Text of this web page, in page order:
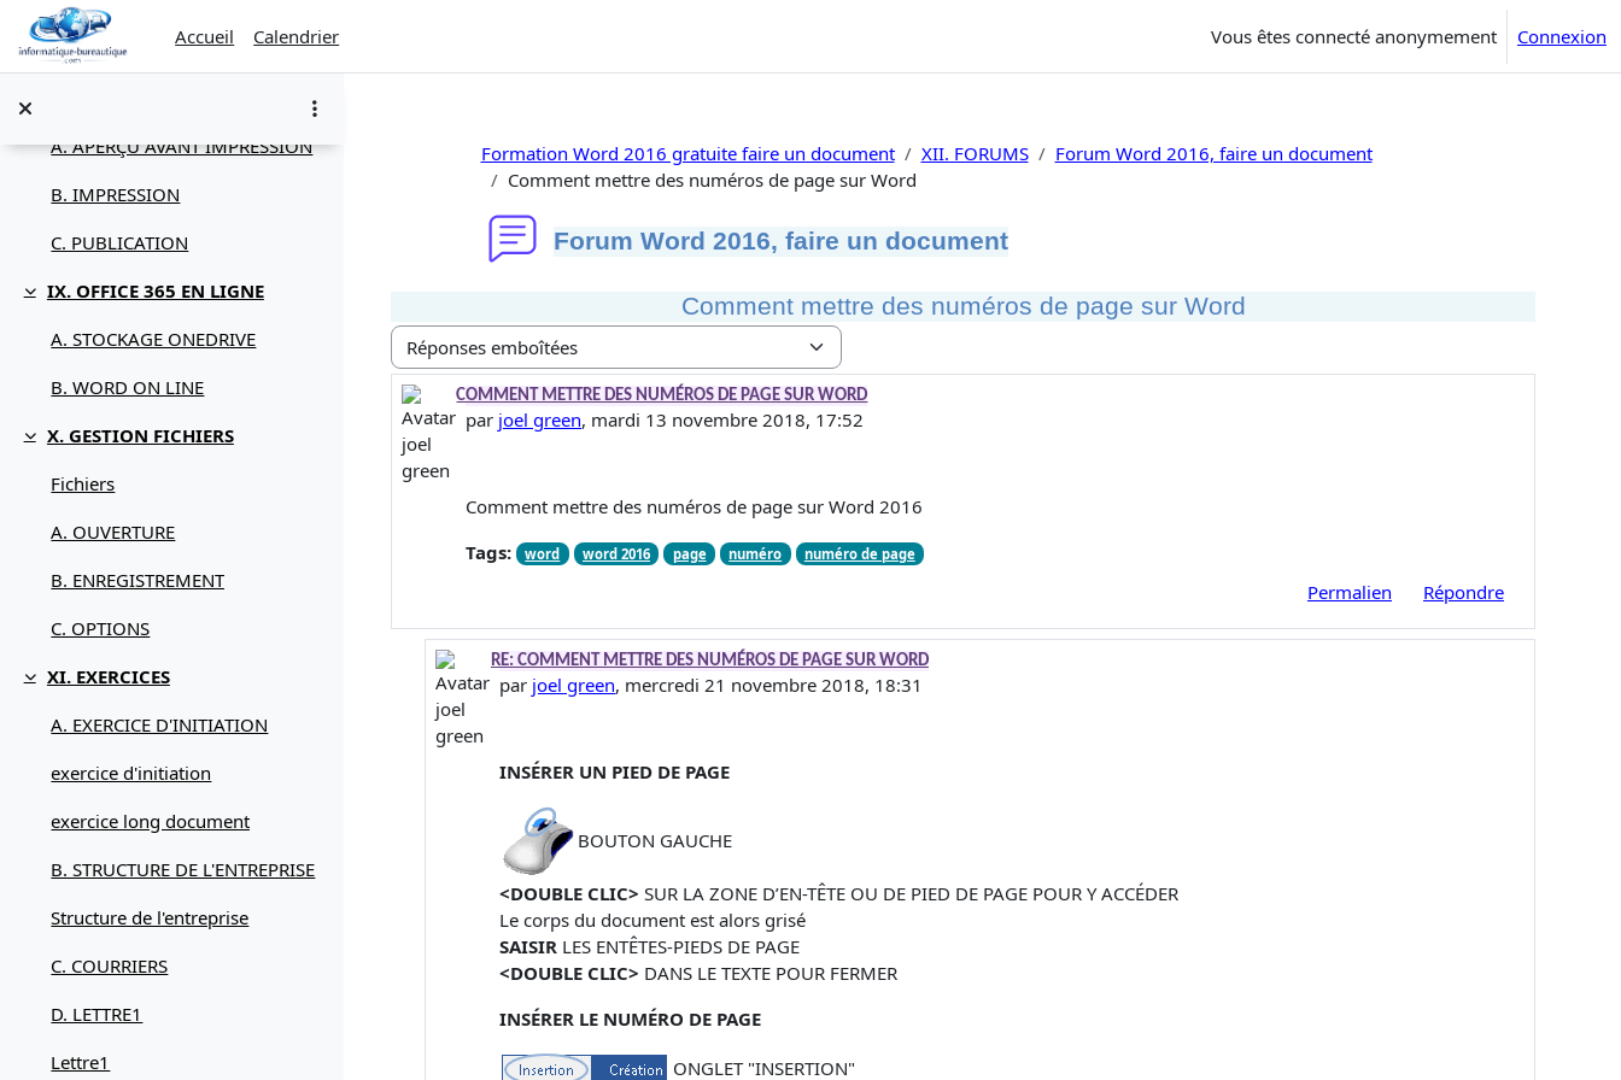
Passer au contenu principal
Accueil
Calendrier Vous êtes connecté anonymement Connexion
C. VÉRIFICATION
Replier
A. APERÇU AVANT IMPRESSION
B. IMPRESSION
C. PUBLICATION
Replier
IX. OFFICE 365 EN LIGNE
A. STOCKAGE ONEDRIVE
B. WORD ON LINE
Replier
X. GESTION FICHIERS
Fichiers
A. OUVERTURE
B. ENREGISTREMENT
C. OPTIONS
Replier
XI. EXERCICES
A. EXERCICE D'INITIATION
exercice d'initiation
exercice long document
B. STRUCTURE DE L'ENTREPRISE
Structure de l'entreprise
C. COURRIERS
D. LETTRE1
Lettre1
Formation Word 2016 gratuite faire un document XII. FORUMS
Forum Word 2016, faire un document
Comment mettre des numéros de page sur Word
Forum Word 2016, faire un document
Comment mettre des numéros de page sur Word
Type d’affichage
COMMENT METTRE DES NUMÉROS DE PAGE SUR WORD
par joel green, mardi 13 novembre 2018, 17:52
Nombre de réponses : 1
Comment mettre des numéros de page sur Word 2016
Tags:
word word 2016 page numéro numéro de page
Permalien Répondre
En réponse à joel green
RE: COMMENT METTRE DES NUMÉROS DE PAGE SUR WORD
par joel green, mercredi 21 novembre 2018, 18:31
INSÉRER UN PIED DE PAGE
BOUTON GAUCHE
<DOUBLE CLIC> SUR LA ZONE D’EN-TÊTE OU DE PIED DE PAGE POUR Y ACCÉDER
Le corps du document est alors grisé
SAISIR LES ENTÊTES-PIEDS DE PAGE
<DOUBLE CLIC> DANS LE TEXTE POUR FERMER
INSÉRER LE NUMÉRO DE PAGE
ONGLET "INSERTION"